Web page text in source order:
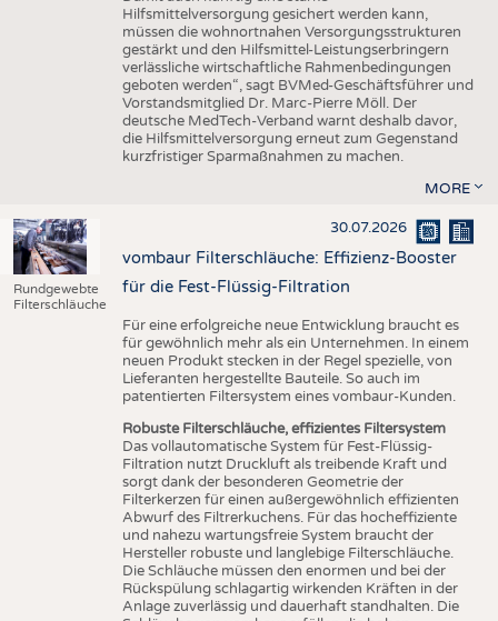
Hilfsmittelversorgung gesichert werden kann,
müssen die wohnortnahen Versorgungsstrukturen
gestärkt und den Hilfsmittel-Leistungserbringern
verlässliche wirtschaftliche Rahmenbedingungen
geboten werden“, sagt BVMed-Geschäftsführer und
Vorstandsmitglied Dr. Marc-Pierre Möll. Der
deutsche MedTech-Verband warnt deshalb davor,
die Hilfsmittelversorgung erneut zum Gegenstand
kurzfristiger Sparmaßnahmen zu machen.
MORE
Rundgewebte
Filterschläuche
30.07.2026
vombaur Filterschläuche: Effizienz-Booster
für die Fest-Flüssig-Filtration
Für eine erfolgreiche neue Entwicklung braucht es
für gewöhnlich mehr als ein Unternehmen. In einem
neuen Produkt stecken in der Regel spezielle, von
Lieferanten hergestellte Bauteile. So auch im
patentierten Filtersystem eines vombaur-Kunden.
Robuste Filterschläuche, effizientes Filtersystem
Das vollautomatische System für Fest-Flüssig-
Filtration nutzt Druckluft als treibende Kraft und
sorgt dank der besonderen Geometrie der
Filterkerzen für einen außergewöhnlich effizienten
Abwurf des Filtrerkuchens. Für das hocheffiziente
und nahezu wartungsfreie System braucht der
Hersteller robuste und langlebige Filterschläuche.
Die Schläuche müssen den enormen und bei der
Rückspülung schlagartig wirkenden Kräften in der
Anlage zuverlässig und dauerhaft standhalten. Die